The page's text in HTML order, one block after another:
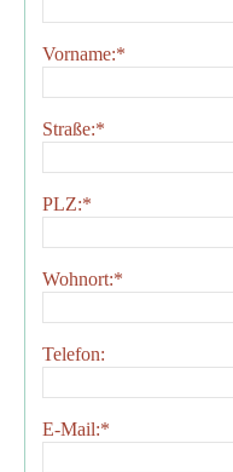
Vorname:*
Straße:*
PLZ:*
Wohnort:*
Telefon:
E-Mail:*